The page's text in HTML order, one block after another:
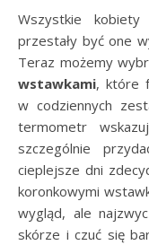
Wszystkie kobiety uwielbiają koronki. Już od dawna
przestały być one
Teraz możemy
wstawkami, które
w codziennych
termometr
szczególnie
cieplejsze dni
koronkowymi
wygląd, ale
skórze i czuć się